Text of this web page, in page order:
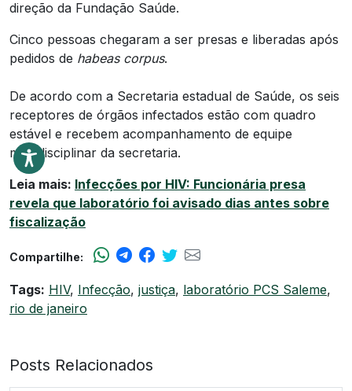
direção da Fundação Saúde.
Cinco pessoas chegaram a ser presas e liberadas após
pedidos de habeas corpus.
De acordo com a Secretaria estadual de Saúde, os seis
receptores de órgãos infectados estão com quadro
estável e recebem acompanhamento de equipe
multidisciplinar da secretaria.
Leia mais: Infecções por HIV: Funcionária presa
revela que laboratório foi avisado dias antes sobre
fiscalização
Compartilhe:
Tags: HIV, Infecção, justiça, laboratório PCS Saleme,
rio de janeiro
Posts Relacionados